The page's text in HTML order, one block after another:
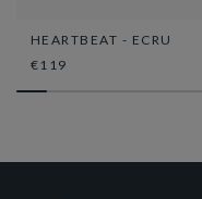
HEARTBEAT - ECRU
€119